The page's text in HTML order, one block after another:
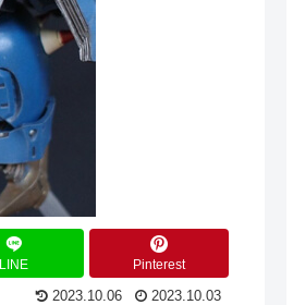
LINE Pinterest
2023.10.06 2023.10.03